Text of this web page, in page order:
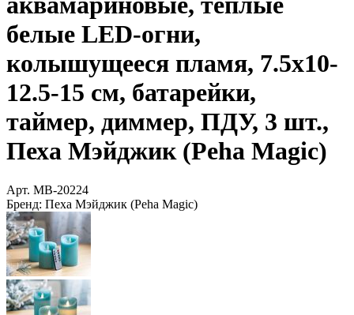
белые LED-огни,
колышущееся пламя, 7.5х10-
12.5-15 см, батарейки,
таймер, диммер, ПДУ, 3 шт.,
Пеха Мэйджик (Peha Magic)
Арт. MB-20224
Бренд: Пеха Мэйджик (Peha Magic)